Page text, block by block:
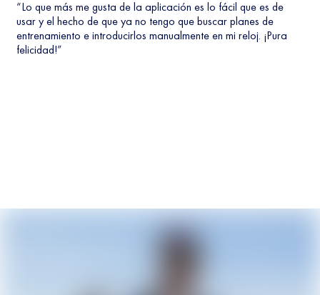
“Lo que más me gusta de la aplicación es lo fácil que es de
usar y el hecho de que ya no tengo que buscar planes de
entrenamiento e introducirlos manualmente en mi reloj. ¡Pura
felicidad!”